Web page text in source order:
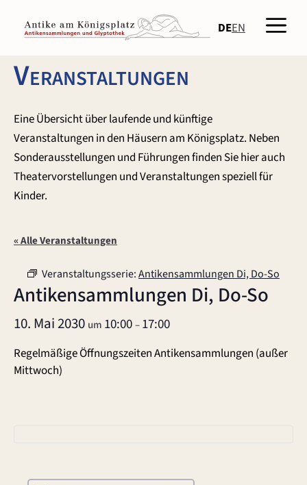
Inhalt
springen
DEEN
Veranstaltungen
Eine Übersicht über laufende und künftige
Veranstaltungen in den Häusern am Königsplatz. Neben
Sonderausstellungen und Führungen finden Sie hier auch
Theatervorstellungen und Veranstaltungen speziell für
Kinder.
« Alle Veranstaltungen
Veranstaltungsserie:Antikensammlungen Di, Do-So
Antikensammlungen Di, Do-So
10. Mai 2030 um 10:00–17:00
Regelmäßige Öffnungszeiten Antikensammlungen (außer
Mittwoch)